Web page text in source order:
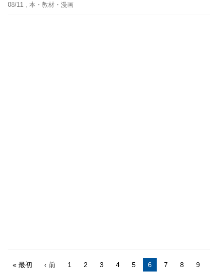
08/11 , 本・教材・漫画
« 最初 ‹ 前 1 2 3 4 5 6 7 8
9